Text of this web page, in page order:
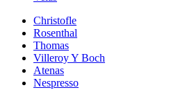
Christofle
Rosenthal
Thomas
Villeroy Y Boch
Atenas
Nespresso